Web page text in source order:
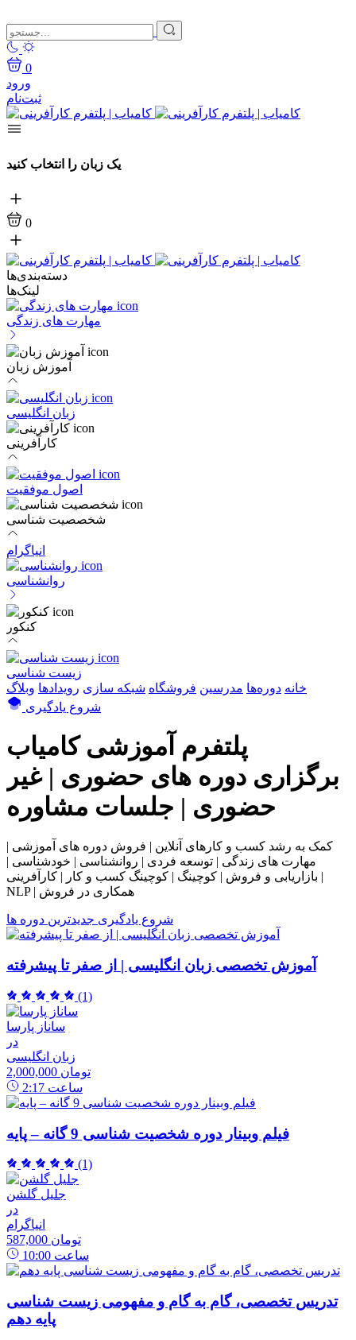
0
ورود
ثبت‌نام
یک زبان را انتخاب کنید
0
دسته‌بندی‌ها
لینک‌ها
مهارت های زندگی
آموزش زبان
زبان انگلیسی
کارآفرینی
اصول موفقیت
شخصصیت شناسی
انیاگرام
روانشناسی
کنکور
زیست شناسی
خانه دوره‌ها مدرسین فروشگاه شبکه سازی رویداد‌ها وبلاگ
شروع یادگیری
پلتفرم آموزشی کامیاب
برگزاری دوره های حضوری | غیر
حضوری | جلسات مشاوره
کمک به رشد کسب و کارهای آنلاین | فروش دوره های آموزشی |
مهارت های زندگی | توسعه فردی | روانشناسی | خودشناسی |
بازاریابی و فروش | کوچینگ | کوچینگ کسب و کار | کارآفرینی |
NLP | همکاری در فروش
شروع یادگیری جدیدترین دوره ها
آموزش تخصصی زبان انگلیسی | از صفر تا پیشرفته
(1)
ساناز پارسا
در
زبان انگلیسی
2,000,000 تومان
2:17 ساعت
فیلم وبینار دوره شخصیت شناسی 9 گانه – پایه
(1)
جلیل گلشن
در
انیاگرام
587,000 تومان
10:00 ساعت
تدریس تخصصی، گام به گام و مفهومی زیست شناسی
پایه دهم